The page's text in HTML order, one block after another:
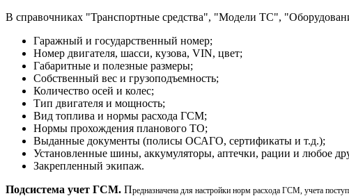
В справочниках "Транспортные средства", "Модели ТС",
Гаражный и государственный номер;
Номер двигателя, шасси, кузова, VIN, цвет;
Габаритные и полезные размеры;
Собственный вес и грузоподъемность;
Количество осей и колес;
Тип двигателя и мощность;
Вид топлива и нормы расхода ГСМ;
Нормы прохождения планового ТО;
Выданные документы (полисы ОСАГО, сертификаты и т.д.);
Установленные шины, аккумуляторы, аптечки, рации и любое
Закрепленный экипаж.
Подсистема учет ГСМ. Предназначена для настройки норм расхода ГСМ, учета